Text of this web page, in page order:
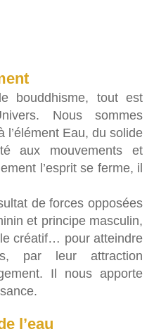
bouddhisme, tout est
Nous sommes
l’élément Eau, du solide
aux mouvements et
l’esprit se ferme, il
de forces opposées
et principe masculin,
créatif… pour atteindre
par leur attraction
Il nous apporte
l’eau